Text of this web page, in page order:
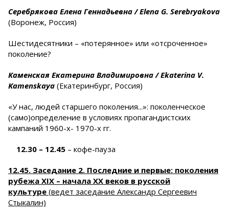
Серебрякова Елена Геннадьевна /Elena G. Serebryakova
(Воронеж, Россия)
Шестидесятники – «потерянное» или «отсроченное»
поколение?
Каменская Екатерина Владимировна / Ekaterina V.
Kamenskaya (Екатеринбург, Россия)
«У нас, людей старшего поколения...»: поколенческое
(само)определение в условиях пропагандистских
кампаний 1960-х- 1970-х гг.
12.30 – 12.45 – кофе-пауза
12.45. Заседание 2. Последние и первые: поколения
рубежа ХIХ – начала ХХ веков в русской
культуре (ведет заседание Александр Сергеевич
Стыкалин)